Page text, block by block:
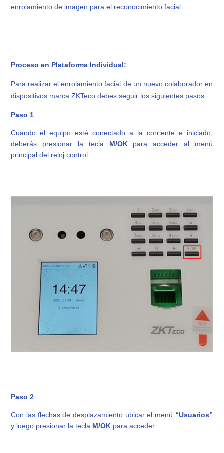
enrolamiento de imagen para el reconocimiento facial.
Proceso en Plataforma Individual:
Para realizar el enrolamiento facial de un nuevo colaborador en
dispositivos marca ZKTeco debes seguir los siguientes pasos.
Paso 1
Cuando el equipo esté conectado a la corriente e iniciado,
deberás presionar la tecla M/OK para acceder al menú
principal del reloj control.
Paso 2
Con las flechas de desplazamiento ubicar el menú “Usuarios”
y luego presionar la tecla M/OK para acceder.